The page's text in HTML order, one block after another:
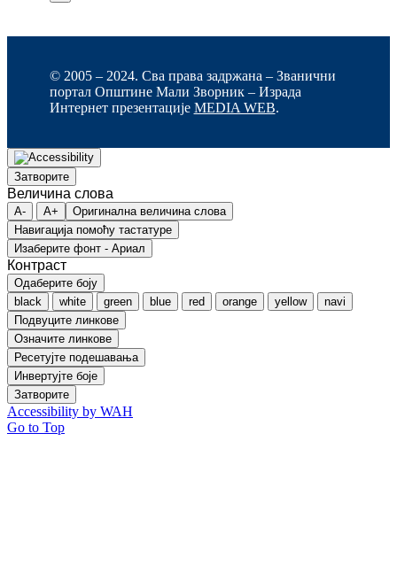
© 2005 – 2024. Сва права задржана – Званични
портал Општине Мали Зворник – Израда
Интернет презентације MEDIA WEB.
Затворите
Величина слова
A- A+
Оригинална величина слова
Навигација помоћу тастатуре
Изаберите фонт - Ариал
Контраст
Одаберите боју
black
white green blue red orange yellow
navi
Подвуците линкове
Означите линкове
Ресетујте подешавања
Инвертујте боје
Затворите
Accessibility by WAH
Go to Top